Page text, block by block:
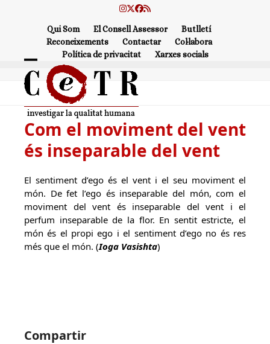
Instagram
Twitter
Facebook
RSS
Qui Som El Consell Assessor
Butlletí
Reconeixements
Contactar
Col·labora
Política de privacitat
Xarxes socials
Open
mobile
menu
Close
mobile
menu
Com el moviment del vent
és inseparable del vent
El sentiment d’ego és el vent i el seu moviment el
món. De fet l’ego és inseparable del món, com el
moviment del vent és inseparable del vent i el
perfum inseparable de la flor. En sentit estricte, el
món és el propi ego i el sentiment d’ego no és res
més que el món. (Ioga Vasishta)
Compartir